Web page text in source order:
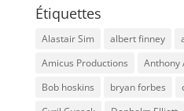
Étiquettes
Alastair Sim albert finney
Amicus Productions
Anthony
Bob hoskins
bryan forbes